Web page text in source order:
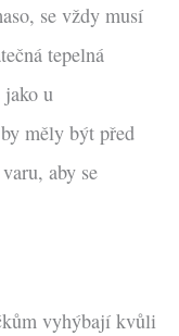
se vždy musí
tepelná
jako u
měly být před
aby se
vyhýbají kvůli